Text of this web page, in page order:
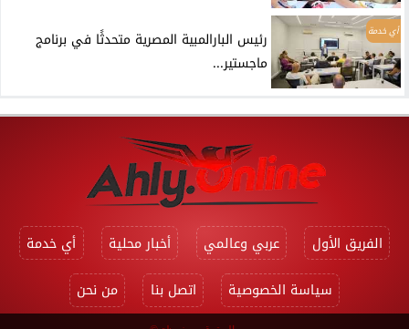
أي خدمة
رئيس البارالمبية المصرية متحدثًا في برنامج
ماجستير...
الفريق الأول عربي وعالمي أخبار محلية
أي خدمة
سياسة الخصوصية
اتصل بنا من نحن